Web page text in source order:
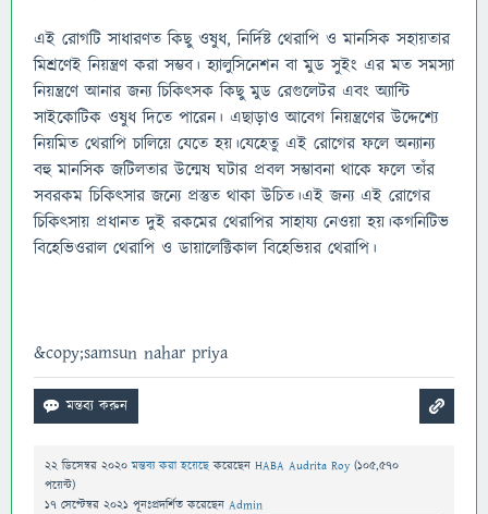
এই রোগটি সাধারণত কিছু ওষুধ, নির্দিষ্ট থেরাপি ও মানসিক সহায়তার
মিশ্রণেই নিয়ন্ত্রণ করা সম্ভব। হ্যালুসিনেশন বা মুড সুইং এর মত সমস্যা
নিয়ন্ত্রণে আনার জন্য চিকিৎসক কিছু মুড রেগুলেটর এবং অ্যান্টি
সাইকোটিক ওষুধ দিতে পারেন। এছাড়াও আবেগ নিয়ন্ত্রণের উদ্দেশ্যে
নিয়মিত থেরাপি চালিয়ে যেতে হয়।যেহেতু এই রোগের ফলে অন্যান্য
বহু মানসিক জটিলতার উন্মেষ ঘটার প্রবল সম্ভাবনা থাকে ফলে তাঁর
সবরকম চিকিৎসার জন্যে প্রস্তুত থাকা উচিত।এই জন্য এই রোগের
চিকিৎসায় প্রধানত দুই রকমের থেরাপির সাহায্য নেওয়া হয়।কগনিটিভ
বিহেভিওরাল থেরাপি ও ডায়ালেক্টিকাল বিহেভিয়র থেরাপি।
&copy;samsun nahar priya
22 ডিসেম্বর 2020 মন্তব্য করা হয়েছেকরেছেন HABA Audrita Roy (105,570
পয়েন্ট)
17 সেপ্টেম্বর 2021 পূনঃপ্রদর্শিত করেছেন Admin